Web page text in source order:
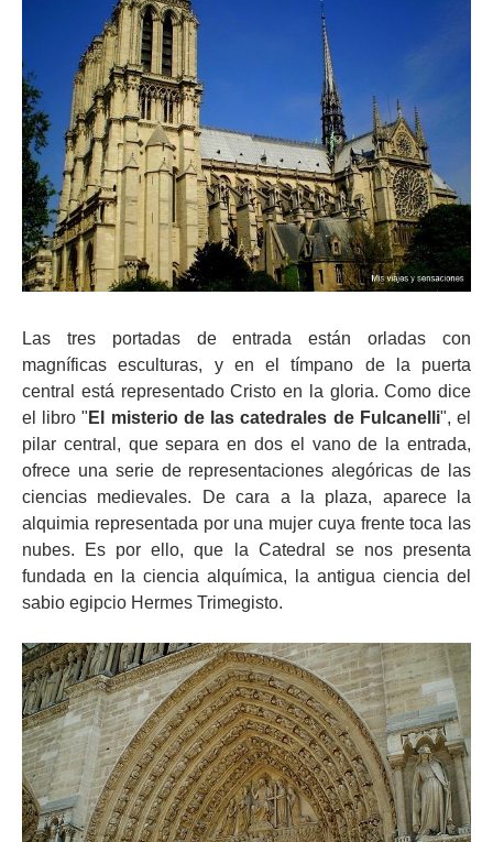
Las tres portadas de entrada están orladas con
magníficas esculturas, y en el tímpano de la puerta
central está representado Cristo en la gloria. Como dice
el libro " El misterio de las catedrales de Fulcanelli", el
pilar central, que separa en dos el vano de la entrada,
ofrece una serie de representaciones alegóricas de las
ciencias medievales. De cara a la plaza, aparece la
alquimia representada por una mujer cuya frente toca las
nubes. Es por ello, que la Catedral se nos presenta
fundada en la ciencia alquímica, la antigua ciencia del
sabio egipcio Hermes Trimegisto.